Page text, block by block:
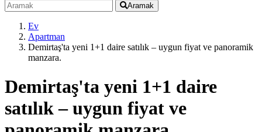
Aramak
Ev
Apartman
Demirtaş'ta yeni 1+1 daire satılık – uygun fiyat ve panoramik
manzara.
Demirtaş'ta yeni 1+1 daire
satılık – uygun fiyat ve